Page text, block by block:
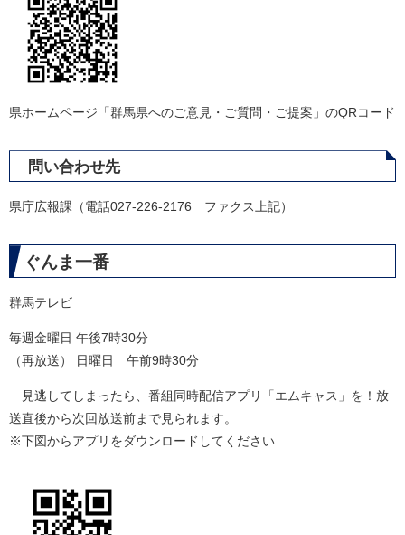
県ホームページ「群馬県へのご意見・ご質問・ご提案」のQRコード
問い合わせ先
県庁広報課（電話027-226-2176 ファクス上記）
ぐんま一番
群馬テレビ
毎週金曜日 午後7時30分
（再放送） 日曜日 午前9時30分
見逃してしまったら、番組同時配信アプリ「エムキャス」を！放
送直後から次回放送前まで見られます。
※下図からアプリをダウンロードしてください